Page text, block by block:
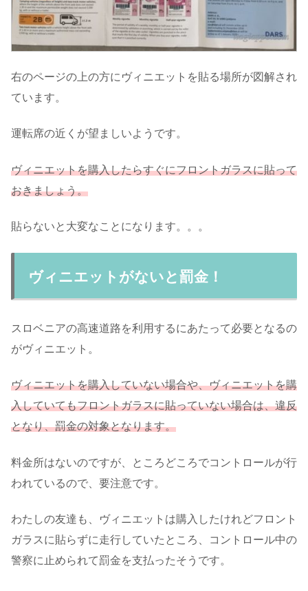
右のページの上の方にヴィニエットを貼る場所が図解され
ています。
運転席の近くが望ましいようです。
ヴィニエットを購入したらすぐにフロントガラスに貼って
おきましょう。
貼らないと大変なことになります。。。
ヴィニエットがないと罰金！
スロベニアの高速道路を利用するにあたって必要となるの
がヴィニエット。
ヴィニエットを購入していない場合や、ヴィニエットを購
入していてもフロントガラスに貼っていない場合は、違反
となり、罰金の対象となります。
料金所はないのですが、ところどころでコントロールが行
われているので、要注意です。
わたしの友達も、ヴィニエットは購入したけれどフロント
ガラスに貼らずに走行していたところ、コントロール中の
警察に止められて罰金を支払ったそうです。